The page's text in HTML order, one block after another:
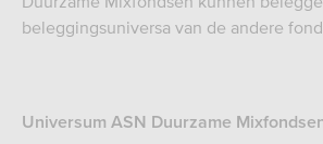
beleggingsuniversa van de andere
Universum ASN Duurzame